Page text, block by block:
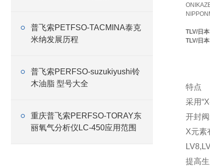
普飞索PETFSO-TACMINA泰克
米纳发展历程
普飞索PERFSO-suzukiyushi铃
木油脂 型号大全
重庆普飞索PERFSO-TORAY东
丽氧气分析仪LC-450应用范围
TLV/日
TLV/日
特点
采用
开封
X元素
提高